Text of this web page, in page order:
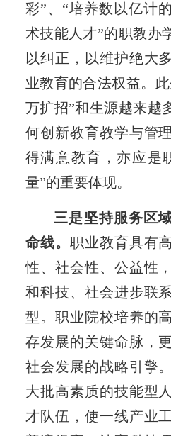
彩”、“培养数以亿计
术技能人才”的职教办
以纠正，以维护绝大
业教育的合法权益。
万扩招”和生源越来越
何创新教育教学与管
得满意教育，亦应是
量”的重要体现。
三是坚持服务区
命线。 职业教育具有
性、社会性、公益性
和科技、社会进步联
型。职业院校培养的
存发展的关键命脉，
社会发展的战略引擎
大批高素质的技能型
才队伍，使一线产业